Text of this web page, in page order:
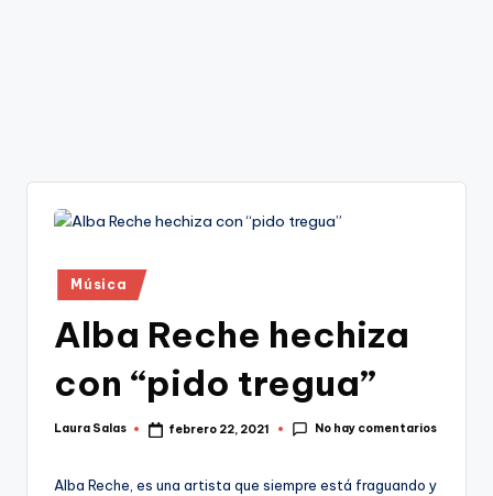
Publicado
en
Música
Alba Reche hechiza
con “pido tregua”
Publicado
Laura Salas febrero 22, 2021 No hay comentarios
Alba Reche, es una artista que siempre está fraguando y